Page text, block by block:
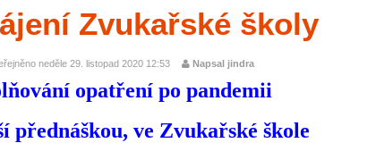
Zvukařské školy
neděle 29. listopad 2020 12:53 Napsal jindra
opatření po pandemii
přednáškou, ve Zvukařské škole